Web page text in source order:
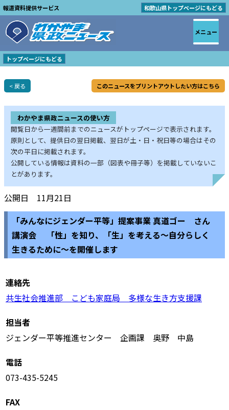
報道資料提供サービス 和歌山県トップページにもどる
トップページにもどる
< 戻る このニュースをプリントアウトしたい方はこちら
わかやま県政ニュースの使い方
閲覧日から一週間前までのニュースがトップページで表示されます。
原則として、提供日の翌日掲載、翌日が土・日・祝日等の場合はその
次の平日に掲載されます。
公開している情報は資料の一部（図表や冊子等）を掲載していないこ
とがあります。
公開日 11月21日
「みんなにジェンダー平等」提案事業 真道ゴー さん
講演会 「性」を知り、「生」を考える～自分らしく
生きるために～を開催します
連絡先
共生社会推進部 こども家庭局 多様な生き方支援課
担当者
ジェンダー平等推進センター 企画課 奥野 中島
電話
073-435-5245
FAX
メニュー